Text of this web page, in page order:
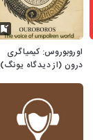
اوروبوروس: کیمیاگری
درون (از دیدگاه یونگ)